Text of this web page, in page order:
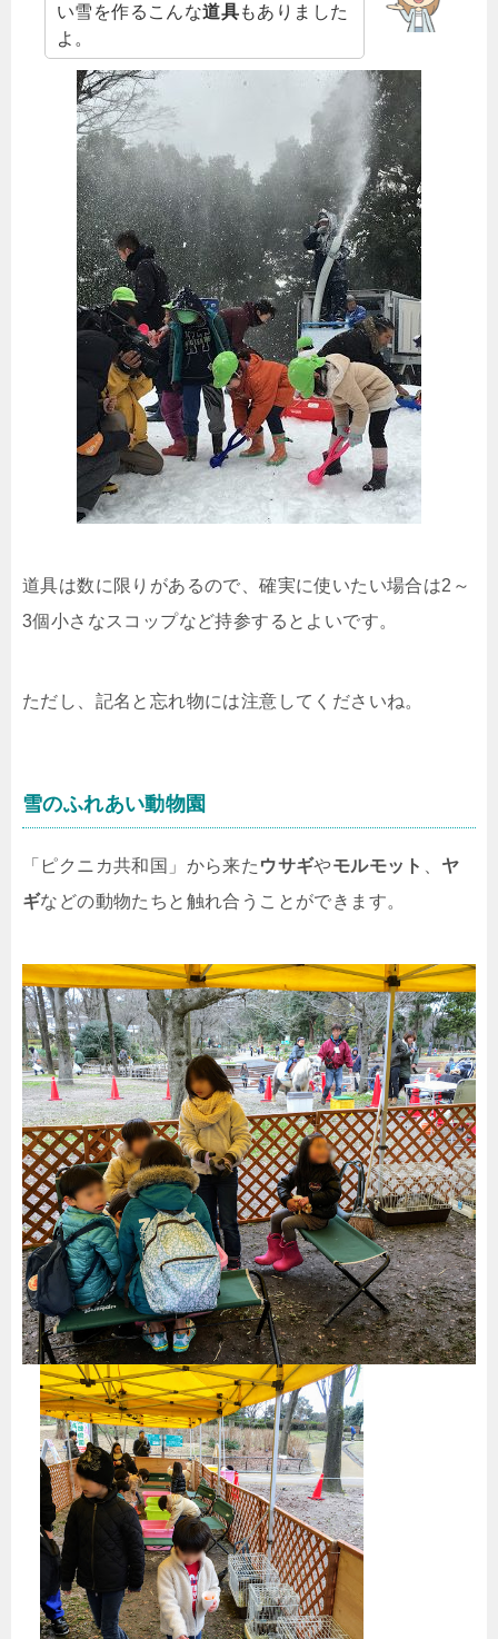
い雪を作るこんな道具もありました
よ。
道具は数に限りがあるので、確実に使いたい場合は2～
3個小さなスコップなど持参するとよいです。
ただし、記名と忘れ物には注意してくださいね。
雪のふれあい動物園
「ピクニカ共和国」から来た ウサギやモルモット
ヤ
ギなどの動物たちと触れ合うことができます。